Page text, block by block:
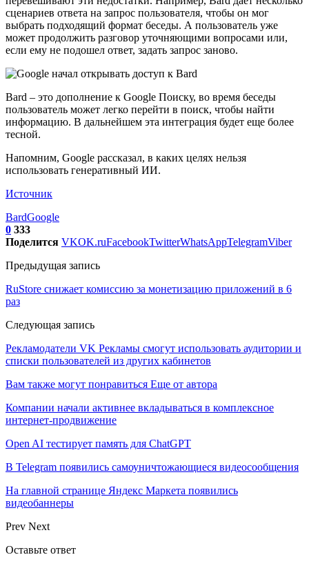
сценариев ответа на запрос пользователя, чтобы он мог
выбрать подходящий формат беседы. А пользователь уже
может продолжить разговор уточняющими вопросами или,
если ему не подошел ответ, задать запрос заново.
Bard – это дополнение к Google Поиску, во время беседы
пользователь может легко перейти в поиск, чтобы найти
информацию. В дальнейшем эта интеграция будет еще более
тесной.
Напомним, Google рассказал, в каких целях нельзя
использовать генеративный ИИ.
Источник
BardGoogle
0 333
Поделится VKOK.ruFacebookTwitterWhatsAppTelegramViber
Предыдущая запись
RuStore снижает комиссию за монетизацию приложений в 6
раз
Следующая запись
Рекламодатели VK Рекламы смогут использовать аудитории и
списки пользователей из других кабинетов
Вам также могут понравиться Еще от автора
Компании начали активнее вкладываться в комплексное
интернет-продвижение
Open AI тестирует память для ChatGPT
В Telegram появились самоуничтожающиеся видеосообщения
На главной странице Яндекс Маркета появились
видеобаннеры
Prev Next
Оставьте ответ